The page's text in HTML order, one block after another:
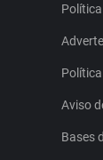
Aviso
Bases